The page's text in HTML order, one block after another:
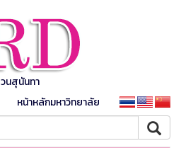
นสุนันทา
หน้าหลักมหาวิทยาลัย